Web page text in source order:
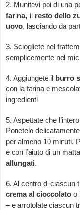
2. Munitevi poi di una
farina, il resto dello
uovo, lasciando da
3. Sciogliete nel
semplicemente nel
4. Aggiungete il burro
con la farina e
ingredienti
5. Aspettate che
Ponetelo
per almeno 10 minuti.
e con l’aiuto di un
allungati.
6. Al centro di ciascun
crema al cioccolato o
– e arrotolate ciascun